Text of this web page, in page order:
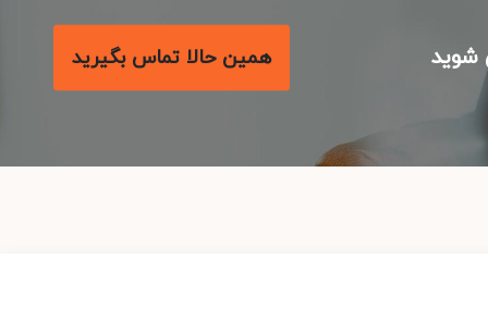
همین حالا تماس بگیرید